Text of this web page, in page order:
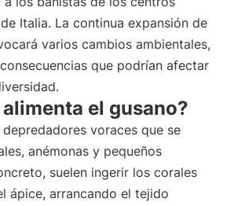
Italia. La continua expansión de
varios cambios ambientales,
que podrían afectar
alimenta el gusano?
depredadores voraces que se
anémonas y pequeños
suelen ingerir los corales
ápice, arrancando el tejido